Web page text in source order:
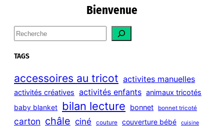
Bienvenue
S
e
a
c
h
TAGS
accessoires au tricot activites manuelles
activités créatives activités enfants animaux tricotés
baby blanket bilan lecture bonnet bonnet tricoté
carton châle ciné couture couverture bébé cuisine